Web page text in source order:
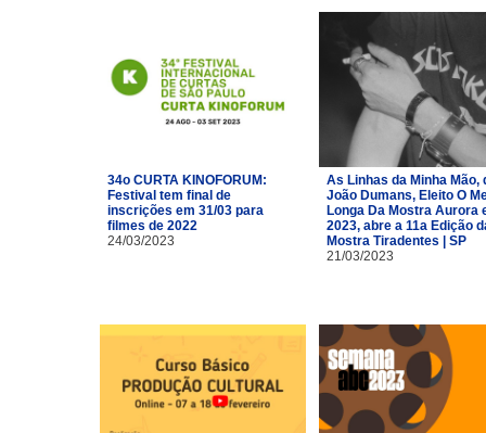
34o CURTA KINOFORUM:
Festival tem final de
inscrições em 31/03 para
filmes de 2022
24/03/2023
As Linhas da Minha Mão,
João Dumans, Eleito O
Longa Da Mostra Aurora
2023, abre a 11a Edição
Mostra Tiradentes | SP
21/03/2023